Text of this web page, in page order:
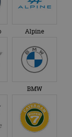
Alpine
BMW